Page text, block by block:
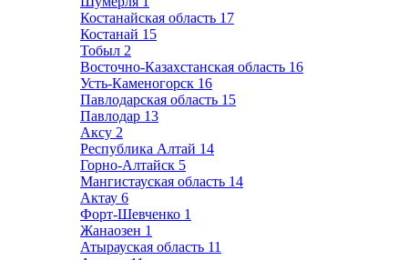
Костанайская область 17
Костанай 15
Тобыл 2
Восточно-Казахстанская область 16
Усть-Каменогорск 16
Павлодарская область 15
Павлодар 13
Аксу 2
Республика Алтай 14
Горно-Алтайск 5
Мангистауская область 14
Актау 6
Форт-Шевченко 1
Жанаозен 1
Атырауская область 11